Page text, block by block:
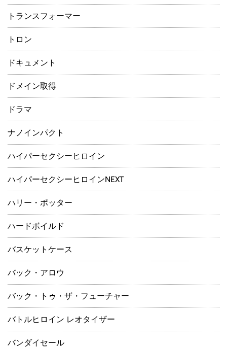
トランスフォーマー
トロン
ドキュメント
ドメイン取得
ドラマ
ナノインパクト
ハイパーセクシーヒロイン
ハイパーセクシーヒロインNEXT
ハリー・ポッター
ハードボイルド
バスケットケース
バック・アロウ
バック・トゥ・ザ・フューチャー
バトルヒロイン レオタイザー
バンダイセール